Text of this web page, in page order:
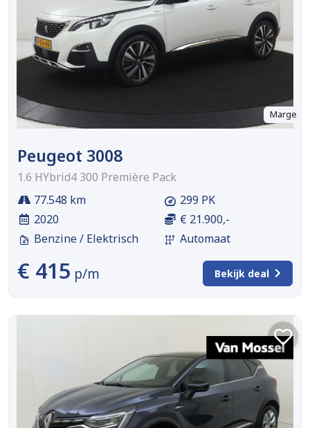
Marge
Peugeot 3008
1.6 HYbrid4 300 Première Pack
77.548 km
2020
Benzine / Elektrisch
299 PK
€ 21.900,-
Automaat
€ 415 p/m Bekijk deal